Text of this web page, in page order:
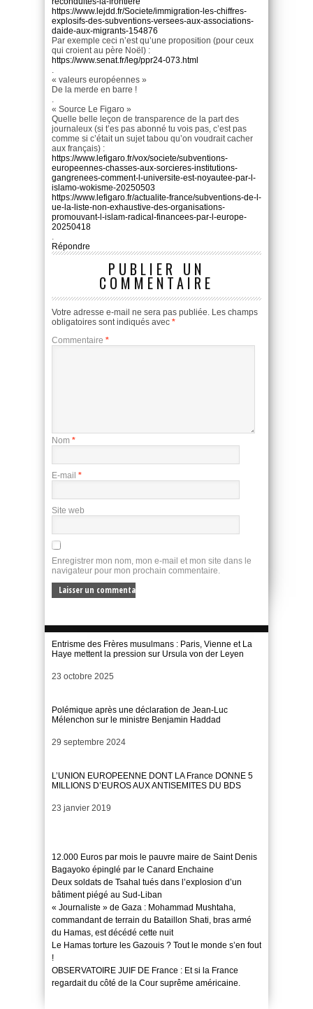
https://www.lejdd.fr/Societe/immigration-les-chiffres-
explosifs-des-subventions-versees-aux-associations-
daide-aux-migrants-154876
Par exemple ceci n’est qu’une proposition (pour ceux
qui croient au père Noël) :
https://www.senat.fr/leg/ppr24-073.html
.
« valeurs européennes »
De la merde en barre !
.
« Source Le Figaro »
Quelle belle leçon de transparence de la part des
journaleux (si t’es pas abonné tu vois pas, c’est pas
comme si c’était un sujet tabou qu’on voudrait cacher
aux français) :
https://www.lefigaro.fr/vox/societe/subventions-
europeennes-chasses-aux-sorcieres-institutions-
gangrenees-comment-l-universite-est-noyautee-par-l-
islamo-wokisme-20250503
https://www.lefigaro.fr/actualite-france/subventions-de-l-
ue-la-liste-non-exhaustive-des-organisations-
promouvant-l-islam-radical-financees-par-l-europe-
20250418
.
Répondre
PUBLIER UN
COMMENTAIRE
Votre adresse e-mail ne sera pas publiée. Les champs
obligatoires sont indiqués avec *
Commentaire *
Nom *
E-mail *
Site web
Enregistrer mon nom, mon e-mail et mon site dans le
navigateur pour mon prochain commentaire.
Entrisme des Frères musulmans : Paris, Vienne et La
Haye mettent la pression sur Ursula von der Leyen
Date
23 octobre 2025
Polémique après une déclaration de Jean-Luc
Mélenchon sur le ministre Benjamin Haddad
Date
29 septembre 2024
L’UNION EUROPEENNE DONT LA France DONNE 5
MILLIONS D’EUROS AUX ANTISEMITES DU BDS
Date
23 janvier 2019
12.000 Euros par mois le pauvre maire de Saint Denis
Bagayoko épinglé par le Canard Enchaine
Deux soldats de Tsahal tués dans l’explosion d’un
bâtiment piégé au Sud-Liban
« Journaliste » de Gaza : Mohammad Mushtaha,
commandant de terrain du Bataillon Shati, bras armé
du Hamas, est décédé cette nuit
Le Hamas torture les Gazouis ? Tout le monde s’en fout
!
OBSERVATOIRE JUIF DE France : Et si la France
regardait du côté de la Cour suprême américaine.